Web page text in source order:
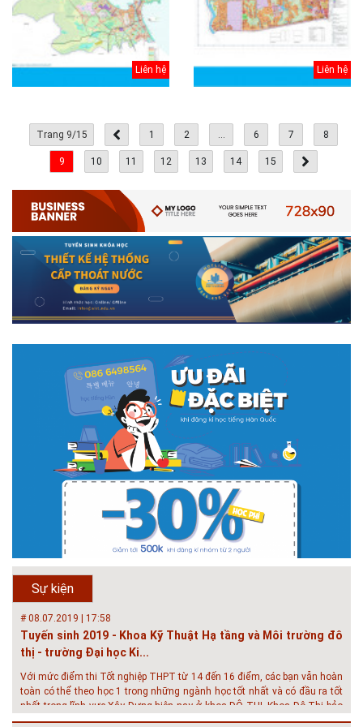
Liên hệ Liên hệ
Trang 9/15 1 2 6 7 8
9 10 11 12 13 14 15
Sự kiện
# 05.04.2025 | 17:16
Tuyển sinh 2025, Khoa kỹ thuật hạ tầng và môi trường đô thị
- Đại học Kiến trúc...
Thông tin tuyển sinh đại học 2025 Khoa kỹ thuật hạ tầng và môi trường
đô thị - Đại học Kiến trúc Hà Nội Tuyển sinh đại học với 280 chỉ tiêu, thời
gian đào tạo 4,5 năm
# 05.04.2020 | 20:30
GIAO LƯU TRỰC TUYẾN - TƯ VẤN TUYỂN SINH ĐẠI HỌC
CHÍNH QUY ĐẠI HỌC KIẾN TRÚC NĂM...
Năm nay, kỳ thi THPT quốc gia dự kiến diễn ra vào tháng 8. Trường Đại
học Kiến trúc Hà Nội chúc các bạn học sinh cuối cấp ôn thi thật tốt MỜI
QUÝ PHỤ HUYNH VÀ CÁC EM ĐÓN XEM GIAO LƯU TRỰC TUYẾN "TƯ
VẤN TUYỂN SINH ĐẠI H...
# 08.07.2019 | 17:58
Tuyến sinh 2019 - Khoa Kỹ Thuật Hạ tầng và Môi trường đô
thị - trường Đại học Ki...
Với mức điểm thi Tốt nghiệp THPT từ 14 đến 16 điểm, các bạn vẫn hoàn
toàn có thể theo học 1 trong những ngành học tốt nhất và có đầu ra tốt
nhất trong lĩnh vực Xây Dựng hiện nay ở khoa ĐÔ THỊ. Khoa Đô Thị bảo
đảm 100% t...